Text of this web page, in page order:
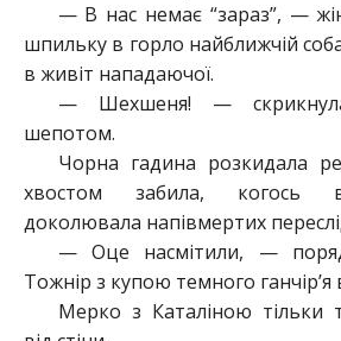
— В нас немає “зараз”, —
шпильку в горло найближчій
в живіт нападаючої.
— Шехшеня! —
шепотом.
Чорна гадина розкидала
хвостом забила, когось
доколювала напівмертих
— Оце насмітили, — поряд
Тожнір з купою темного ганчір’я
Мерко з Каталіною тільки